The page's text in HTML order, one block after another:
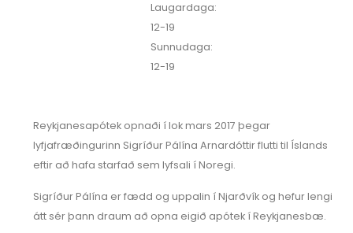
Laugardaga:
12-19
Sunnudaga:
12-19
Reykjanesapótek opnaði í lok mars 2017 þegar
lyfjafræðingurinn Sigríður Pálína Arnardóttir flutti til Íslands
eftir að hafa starfað sem lyfsali í Noregi.
Sigríður Pálína er fædd og uppalin í Njarðvík og hefur lengi
átt sér þann draum að opna eigið apótek í Reykjanesbæ.